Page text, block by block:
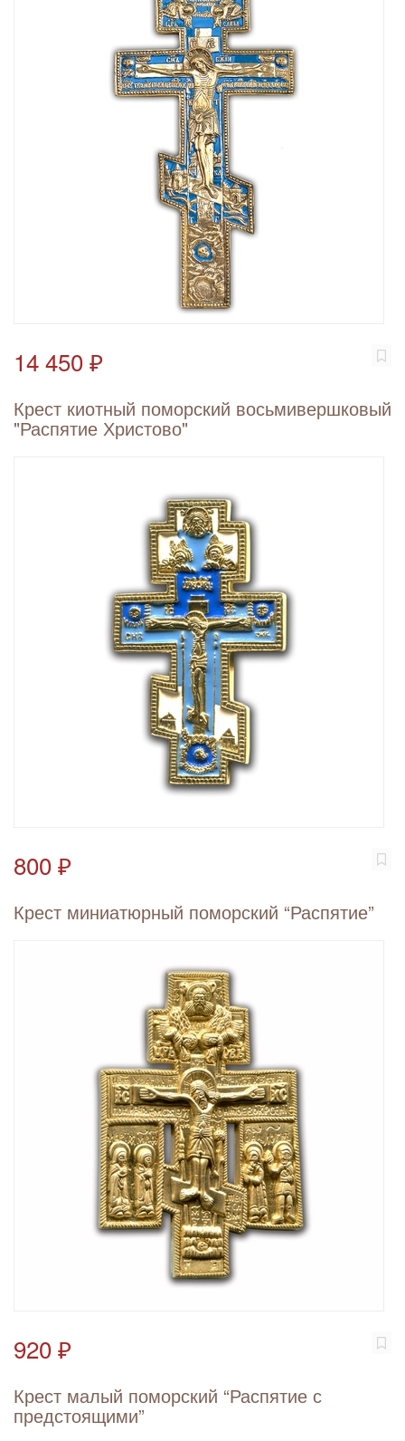
14 450 ₽
Крест киотный поморский восьмивершковый
"Распятие Христово"
800 ₽
Крест миниатюрный поморский “Распятие”
920 ₽
Крест малый поморский “Распятие с
предстоящими”